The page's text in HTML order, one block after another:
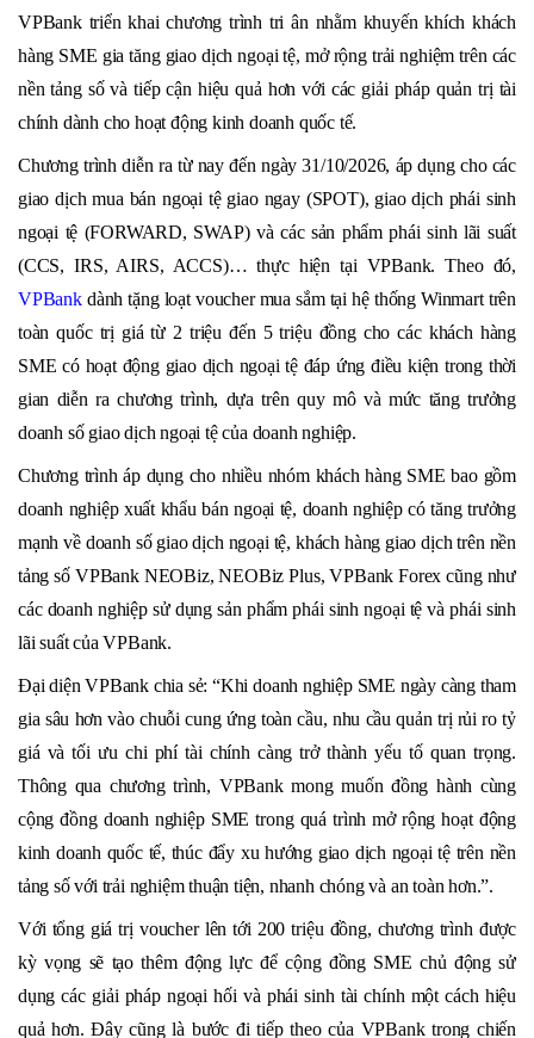
VPBank triển khai chương trình tri ân nhằm khuyến khích khách
hàng SME gia tăng giao dịch ngoại tệ, mở rộng trải nghiệm trên các
nền tảng số và tiếp cận hiệu quả hơn với các giải pháp quản trị tài
chính dành cho hoạt động kinh doanh quốc tế.
Chương trình diễn ra từ nay đến ngày 31/10/2026, áp dụng cho các
giao dịchmua bán ngoại tệ giao ngay (SPOT), giao dịch phái sinh
ngoại tệ (FORWARD, SWAP) và các sản phẩm phái sinh lãi suất
(CCS, IRS, AIRS, ACCS)… thực hiện tại VPBank. Theo đó,
VPBankdành tặng loạt voucher mua sắm tại hệ thống Winmart trên
toàn quốc trị giá từ 2 triệu đến 5 triệu đồng cho các khách hàng
SME có hoạt động giao dịch ngoại tệ đáp ứng điều kiện trong thời
gian diễn ra chương trình, dựa trên quy mô và mức tăng trưởng
doanh số giao dịch ngoại tệ của doanh nghiệp.
Chương trình áp dụng cho nhiều nhóm khách hàng SME bao gồm
doanh nghiệp xuất khẩu bán ngoại tệ, doanh nghiệp có tăng trưởng
mạnh về doanh số giao dịch ngoại tệ, khách hàng giao dịch trên nền
tảng số VPBank NEOBiz, NEOBiz Plus, VPBank Forex cũng như
các doanh nghiệp sử dụng sản phẩm phái sinh ngoại tệ và phái sinh
lãi suất của VPBank.
Đại diện VPBank chia sẻ: “Khi doanh nghiệp SME ngày càng tham
gia sâu hơn vào chuỗi cung ứng toàn cầu, nhu cầu quản trị rủi ro tỷ
giá và tối ưu chi phí tài chính càng trở thành yếu tố quan trọng.
Thông qua chương trình, VPBank mong muốn đồng hành cùng
cộng đồng doanh nghiệp SME trong quá trình mở rộng hoạt động
kinh doanh quốc tế, thúc đẩy xu hướng giao dịch ngoại tệ trên nền
tảng số với trải nghiệm thuận tiện, nhanh chóng và an toàn hơn.”.
Với tổng giá trị voucher lên tới 200 triệu đồng, chương trình được
kỳ vọng sẽ tạo thêm động lực để cộng đồng SME chủ động sử
dụng các giải pháp ngoại hối và phái sinh tài chính một cách hiệu
quả hơn. Đây cũng là bước đi tiếp theo của VPBank trong chiến